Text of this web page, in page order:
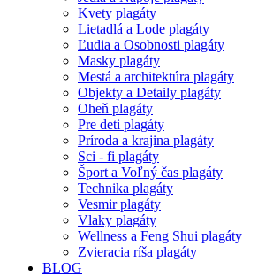
Kvety plagáty
Lietadlá a Lode plagáty
Ľudia a Osobnosti plagáty
Masky plagáty
Mestá a architektúra plagáty
Objekty a Detaily plagáty
Oheň plagáty
Pre deti plagáty
Príroda a krajina plagáty
Sci - fi plagáty
Šport a Voľný čas plagáty
Technika plagáty
Vesmir plagáty
Vlaky plagáty
Wellness a Feng Shui plagáty
Zvieracia ríša plagáty
BLOG